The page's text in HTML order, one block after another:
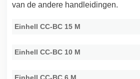
van de andere handleidingen.
Einhell CC-BC 15 M
Einhell CC-BC 10 M
Einhell CC-BC 6 M